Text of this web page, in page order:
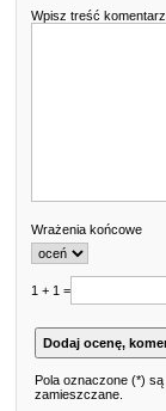
Wpisz treść
Wrażenia końcowe
1 + 1 =
Pola oznaczone (*)
zamieszczane.